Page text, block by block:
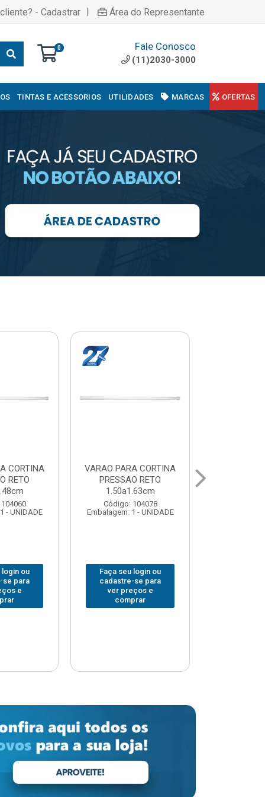
- Cadastrar | Área do Representante
0 Fale Conosco
(11)2030-3000
TINTAS E ACESSORIOS UTILIDADES MARCAS OFERTAS
CORTINA
RETO
- UNIDADE
login ou
se para
e
VARAL PARA TETO
MAXEB ACO 1.40m
Código: 104086
Embalagem: 1 - UNIDADE
Faça seu login ou
cadastre-se para
ver preços e
comprar